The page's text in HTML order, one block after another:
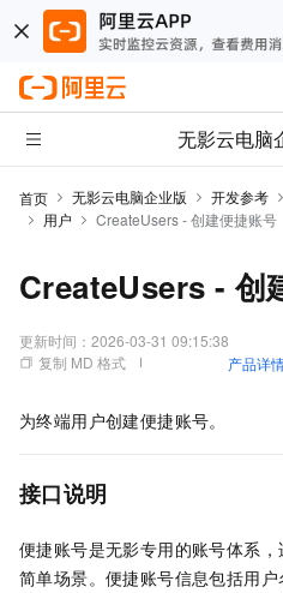
无影云电脑
首页 无影云电脑企业版 开发参考
用户
CreateUsers - 创建便捷账号
CreateUsers - 创
更新时间： 2026-03-31 09:15:38
复制 MD 格式
产品详
为终端用户创建便捷账号。
接口说明
便捷账号是无影专用的账号体系
简单场景。便捷账号信息包括用